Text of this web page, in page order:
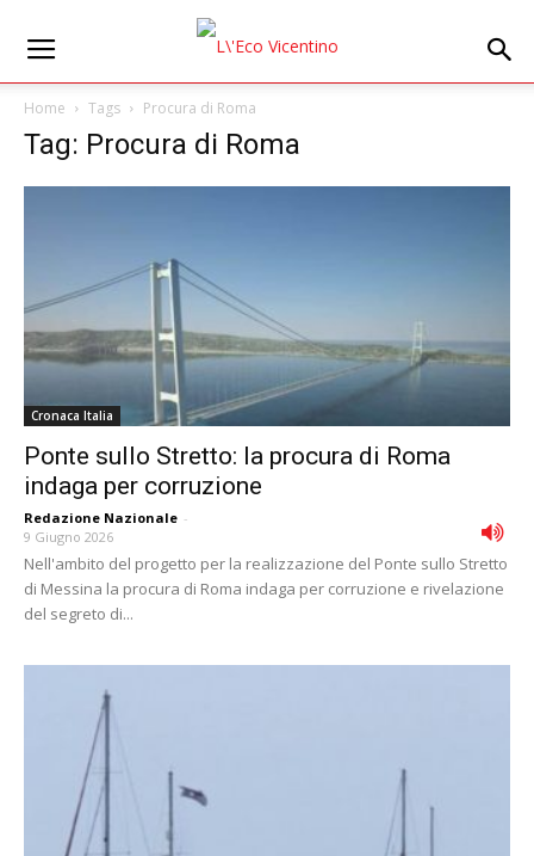
Home Tags Procura di Roma
Tag: Procura di Roma
Cronaca Italia
Ponte sullo Stretto: la procura di Roma
indaga per corruzione
Redazione Nazionale -
9 Giugno 2026
Nell'ambito del progetto per la realizzazione del Ponte sullo Stretto
di Messina la procura di Roma indaga per corruzione e rivelazione
del segreto di...